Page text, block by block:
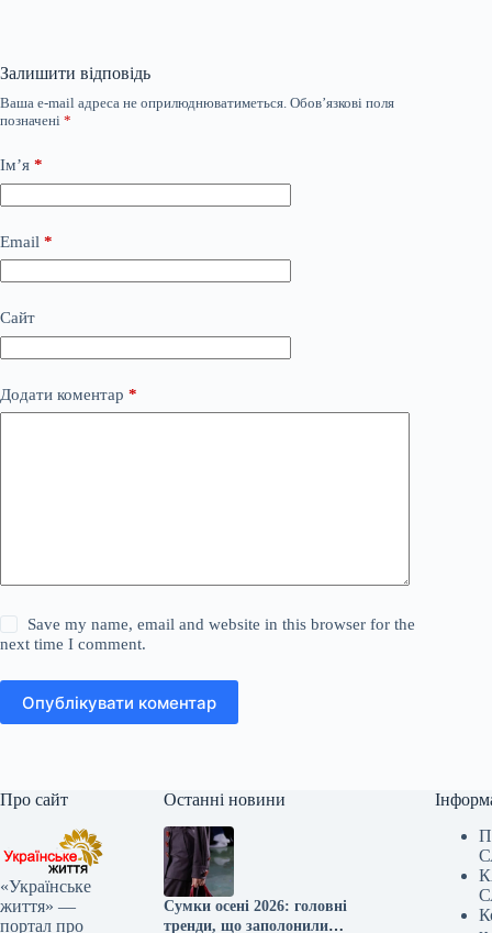
Залишити відповідь
Ваша e-mail адреса не оприлюднюватиметься. Обов’язкові поля
позначені *
Ім’я *
Email *
Сайт
Додати коментар *
Save my name, email and website in this browser for the
next time I comment.
Опублікувати коментар
Про сайт
«Українське
життя» —
портал про
Останні новини
Сумки осені 2026: головні
тренди, що заполонили